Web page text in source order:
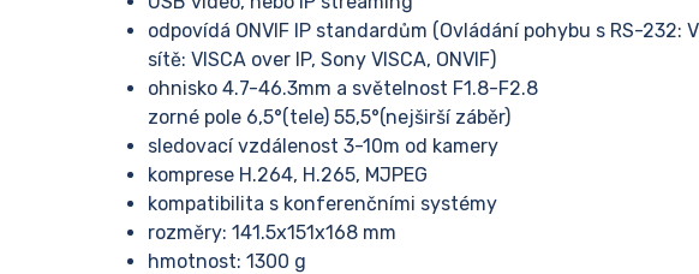
odpovídá ONVIF IP standardům (Ovládání pohybu s RS-232:
sítě: VISCA over IP, Sony VISCA, ONVIF)
ohnisko 4.7-46.3mm a světelnost F1.8-F2.8
zorné pole 6,5°(tele) 55,5°(nejširší záběr)
sledovací vzdálenost 3-10m od kamery
komprese H.264, H.265, MJPEG
kompatibilita s konferenčními systémy
rozměry: 141.5x151x168 mm
hmotnost: 1300 g